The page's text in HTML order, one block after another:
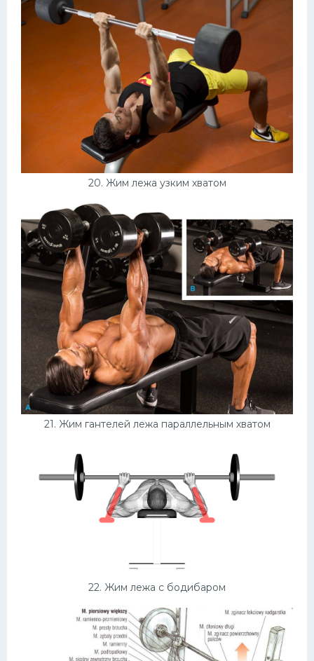
20. Жим лежа узким хватом
21. Жим гантелей лежа параллельным хватом
22. Жим лежа с бодибаром